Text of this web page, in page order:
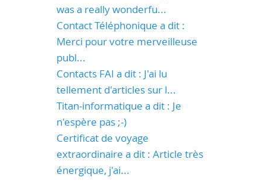
was a really wonderfu...
Contact Téléphonique a dit :
Merci pour votre merveilleuse
publ...
Contacts FAI a dit : J'ai lu
tellement d'articles sur l...
Titan-informatique a dit : Je
n'espère pas ;-)
Certificat de voyage
extraordinaire a dit : Article très
énergique, j'ai...